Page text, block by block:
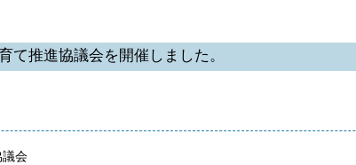
て推進協議会を開催しました。
会